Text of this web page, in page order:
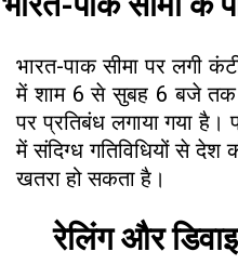
भारत-पाक सीमा पर लगी
में शाम 6 से सुबह 6 बजे तक
पर प्रतिबंध लगाया गया है।
में संदिग्ध गतिविधियों से देश
खतरा हो सकता है।
रेलिंग और